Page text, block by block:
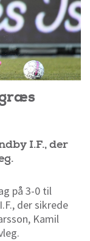
I.F., der
på 3-0 til
der sikrede
Kamil